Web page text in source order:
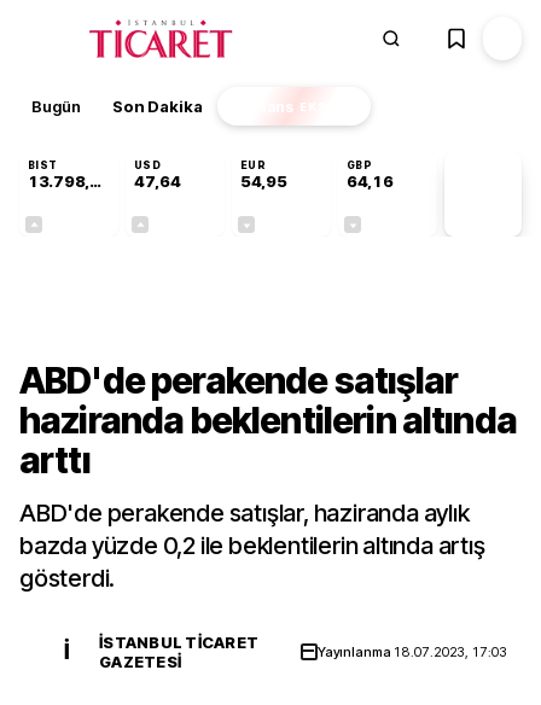
Bugün Son Dakika Finans EKSTRA
BIST
13.798,82
USD
47,64
EUR
54,95
GBP
64,16
ABD'de perakende satışlar
haziranda beklentilerin altında
arttı
ABD'de perakende satışlar, haziranda aylık
bazda yüzde 0,2 ile beklentilerin altında artış
gösterdi.
İ
İSTANBUL TICARET
GAZETESI
Yayınlanma 18.07.2023, 17:03